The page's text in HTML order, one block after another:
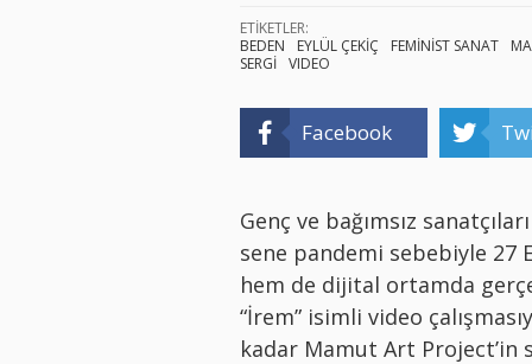
ETİKETLER:
BEDEN
EYLÜL ÇEKİÇ FEMİNİST SANAT
SERGİ VIDEO
Facebook
Genç ve bağımsız
sene pandemi sebebiyle 27
hem de dijital ortamda
“İrem” isimli video
kadar Mamut Art Project’in